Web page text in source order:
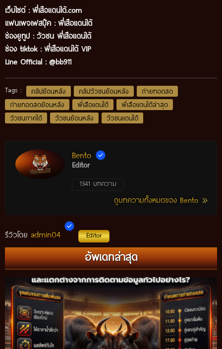
เว็บไซต์ : พี่เสือแดนใต้.com
แฟนเพจเฟสบุ๊ค : พี่เสือแดนใต้
ช่องยูทูป : วัวชน พี่เสือแดนใต้
ช่อง tiktok : พี่เสือแดนใต้ VIP
Line Official : @bb911
Tags : คลิปย้อนหลัง คลิปวัวชนย้อนหลัง
ถ่ายทอดสด
ถ่ายทอดสดย้อนหลัง
พี่เสือแดนใต้
พี่เสือแดนใต้ล่าสุด
วัวชนภาคใต้
วัวชนย้อนหลัง วัวชนแดนใต้
Bento
Editor
1341 บทความ
ดูบทความทั้งหมดของ Bento
รีวิวโดย admin04 Editor
อัพเดทล่าสุด